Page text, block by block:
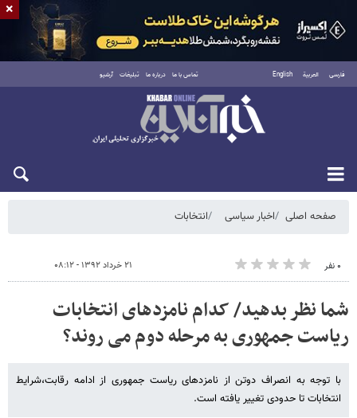
فارسی العربية English تماس با ما درباره ما تبلیغات آرشیو
شنبه ۱۷ مرداد ۱۴۰۵
صفحه اصلی اخبار سیاسی انتخابات
۰ نفر ۲۱ خرداد ۱۳۹۲ - ۰۸:۱۲
شما نظر بدهید/ کدام نامزدهای انتخابات
ریاست جمهوری به مرحله دوم می روند؟
با توجه به انصراف دوتن از نامزدهای ریاست جمهوری از ادامه رقابت،شرایط
انتخابات تا حدودی تغییر یافته است.
×